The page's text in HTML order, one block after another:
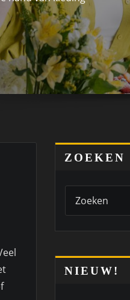
ZOEKEN
NIEUW!